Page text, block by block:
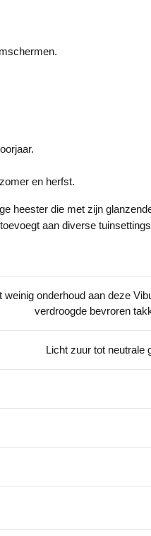
en herfst.
heester die met zijn
aan diverse
weinig onderhoud aan deze
verdroogde bevroren
Licht zuur tot neutrale